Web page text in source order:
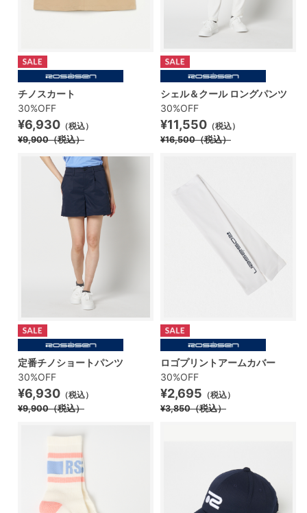
チノスカート
30%OFF
¥6,930 （税込）
¥9,900（税込）
シェル＆クール ロングパンツ
30%OFF
¥11,550 （税込）
¥16,500（税込）
定番チノショートパンツ
30%OFF
¥6,930 （税込）
¥9,900（税込）
ロゴプリントアームカバー
30%OFF
¥2,695 （税込）
¥3,850（税込）